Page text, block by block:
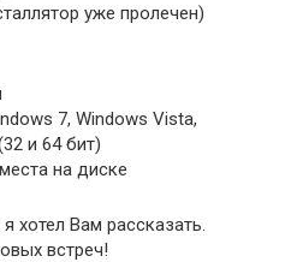
уже пролечен)
7, Windows Vista,
и 64 бит)
на диске
хотел Вам рассказать.
встреч!